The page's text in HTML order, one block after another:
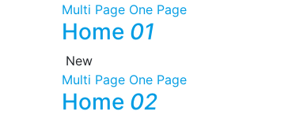
Multi Page One Page
Home 01
New
Multi Page One Page
Home 02